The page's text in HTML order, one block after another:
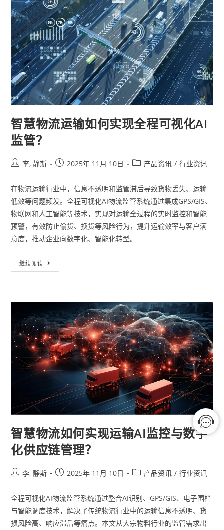
智慧物流运输如何实现全程可视化AI
监管？
李, 静斯 2025年 11月 10日 产品资讯 / 行业资讯
在物流运输行业中，信息不透明和监管滞后导致货物丢失、运输
低效等问题频发。全程可视化AI物流监管系统通过集成GPS/GIS、
物联网和人工智能等技术，实现对运输全过程的实时监控和智能
预警，有效防止偷货、换货等风险行为，提升运输效率与客户满
意度，推动企业向数字化、智能化转型。
继续阅读
智慧物流如何实现运输AI监控与数字
化供应链管理？
李, 静斯 2025年 11月 10日 产品资讯 / 行业资讯
全程可视化AI物流监管系统通过整合AI识别、GPS/GIS、电子围栏
与智能调度技术，解决了传统物流行业中的运输信息不透明、货
损风险高、响应滞后等痛点。本文从大宗物料行业的监管需求出